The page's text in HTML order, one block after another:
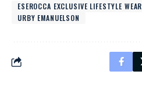
ESEROCCA EXCLUSIVE LIFESTYLE WEAR
URBY EMANUELSON